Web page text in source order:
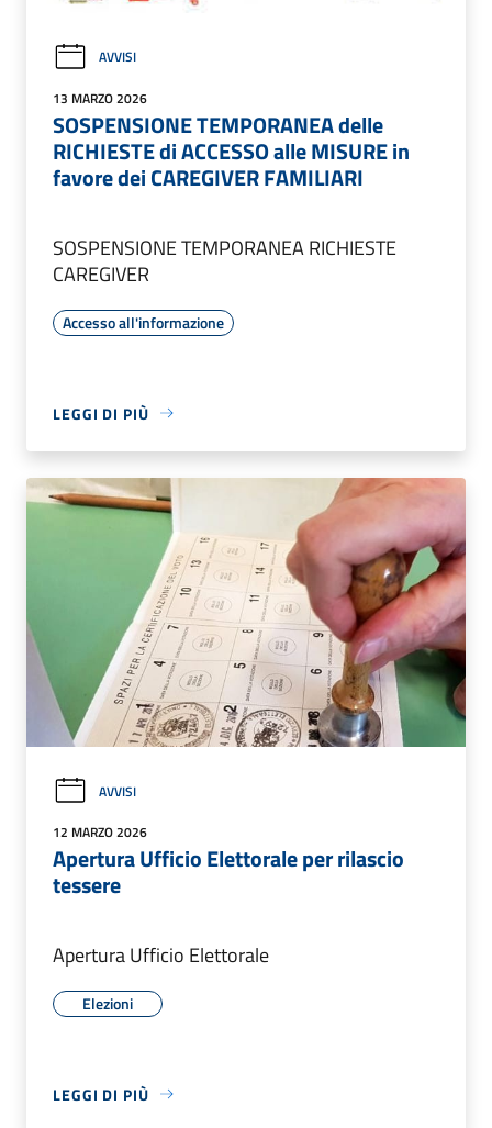
AVVISI
13 MARZO 2026
SOSPENSIONE TEMPORANEA delle
RICHIESTE di ACCESSO alle MISURE in
favore dei CAREGIVER FAMILIARI
SOSPENSIONE TEMPORANEA RICHIESTE
CAREGIVER
Accesso all'informazione
LEGGI DI PIÙ
AVVISI
12 MARZO 2026
Apertura Ufficio Elettorale per rilascio
tessere
Apertura Ufficio Elettorale
Elezioni
LEGGI DI PIÙ